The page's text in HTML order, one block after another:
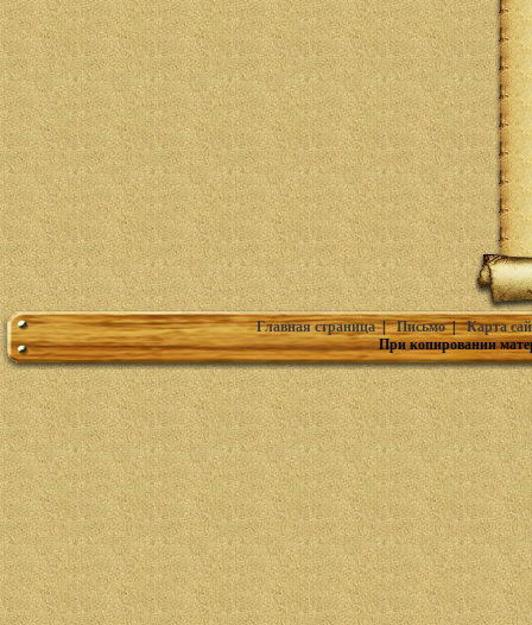
Главная страница|Письмо|Карта
При копировании